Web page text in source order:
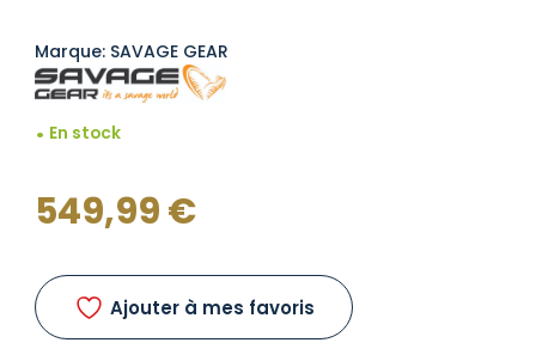
Marque: SAVAGE GEAR
En stock
549,99€
Ajouter à mes favoris